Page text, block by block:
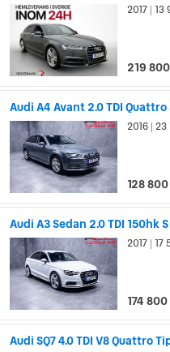
2017 13
219
Audi A4 Avant 2.0 TDI
2016 23
128
Audi A3 Sedan 2.0 TDI 150hk
2017 17
174
Audi SQ7 4.0 TDI V8 Quattro